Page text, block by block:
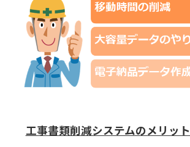
工事書類削減システムのメリット